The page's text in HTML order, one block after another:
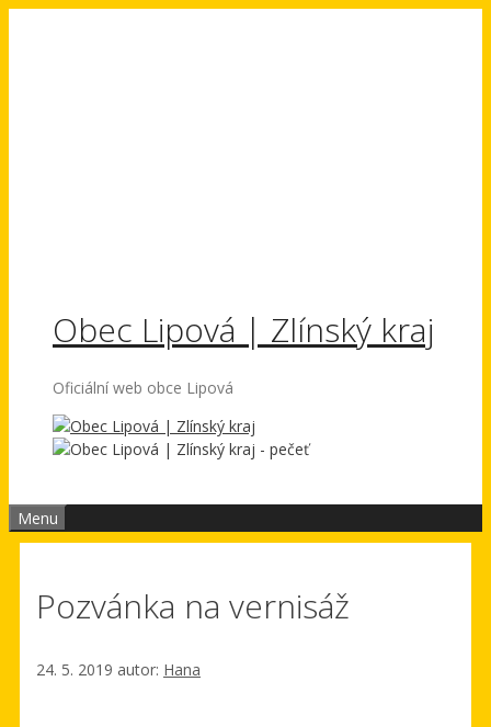
Obec Lipová | Zlínský kraj
Oficiální web obce Lipová
Menu
Pozvánka na vernisáž
24. 5. 2019 autor: Hana